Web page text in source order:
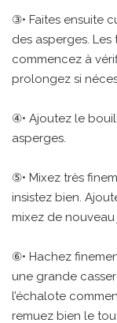
③• Faites ensuite
des asperges.
commencez à
prolongez si
④• Ajoutez le
asperges.
⑤• Mixez très
insistez bien.
mixez de nouveau
⑥• Hachez
une grande
l’échalote
remuez bien le